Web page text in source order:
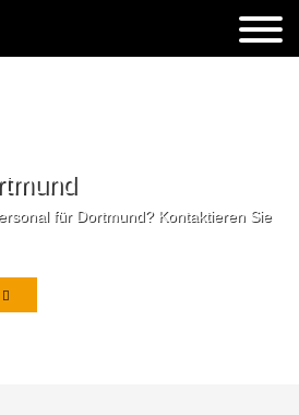
für Dortmund? Kontaktieren Sie